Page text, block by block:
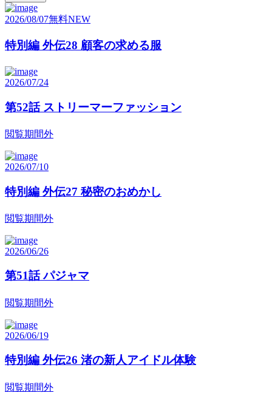
2026/08/07無料NEW
特別編 外伝28 顧客の求める服
2026/07/24
第52話 ストリーマーファッション
閲覧期間外
2026/07/10
特別編 外伝27 秘密のおめかし
閲覧期間外
2026/06/26
第51話 パジャマ
閲覧期間外
2026/06/19
特別編 外伝26 渚の新人アイドル体験
閲覧期間外